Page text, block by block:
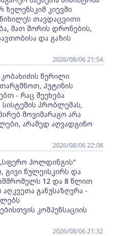
კიევში
თავდაცვითი
მათ შორის დრონების,
და გაზის
2026/08/06 21:54
წერილი
პუტინის
- რაც შეეხება
პრობლემას,
მოვიმარაგო არა
არამედ აღვადგინო
2026/08/06 22:08
ჰოლდინგის"
გივი წულეისკირს და
12 და 8 წლით
განუსაზღვრა -
კომპენსაციის
2026/08/06 21:32